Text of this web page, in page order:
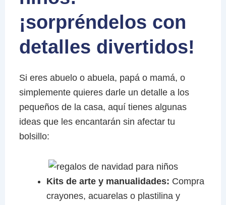
¡sorpréndelos con
detalles divertidos!
Si eres abuelo o abuela, papá o mamá, o
simplemente quieres darle un detalle a los
pequeños de la casa, aquí tienes algunas
ideas que les encantarán sin afectar tu
bolsillo:
Kits de arte y manualidades: Compra
crayones, acuarelas o plastilina y